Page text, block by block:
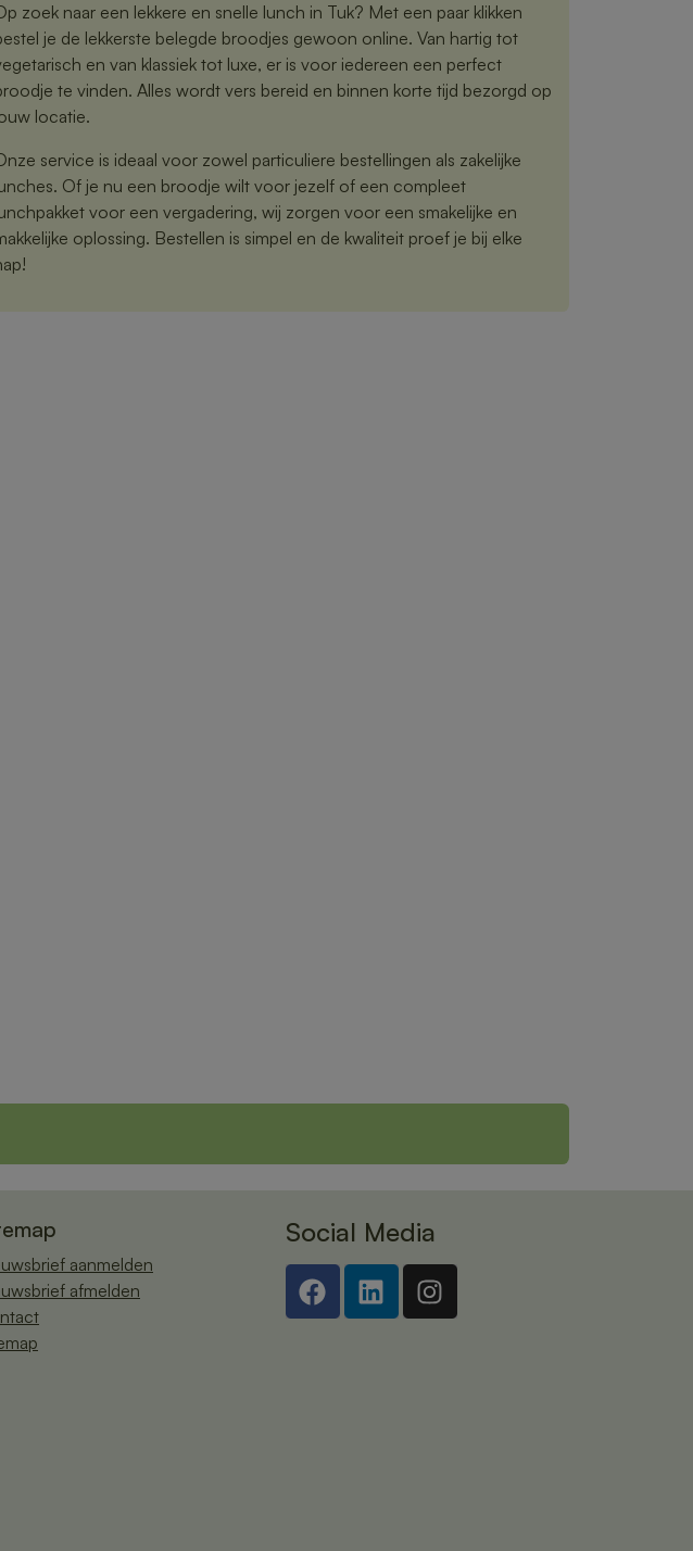
zoek naar een lekkere en snelle lunch in Tuk? Met een paar klikken
je de lekkerste belegde broodjes gewoon online. Van hartig tot
en van klassiek tot luxe, er is voor iedereen een perfect
te vinden. Alles wordt vers bereid en binnen korte tijd bezorgd op
locatie.
service is ideaal voor zowel particuliere bestellingen als zakelijke
Of je nu een broodje wilt voor jezelf of een compleet
voor een vergadering, wij zorgen voor een smakelijke en
oplossing. Bestellen is simpel en de kwaliteit proef je bij elke
aanmelden
afmelden
Social Media